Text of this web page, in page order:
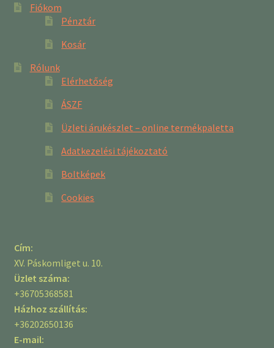
Fiókom
Pénztár
Kosár
Rólunk
Elérhetőség
ÁSZF
Üzleti árukészlet – online termékpaletta
Adatkezelési tájékoztató
Boltképek
Cookies
Cím:
XV. Páskomliget u. 10.
Üzlet száma:
+36705368581
Házhoz szállítás:
+36202650136
E-mail: